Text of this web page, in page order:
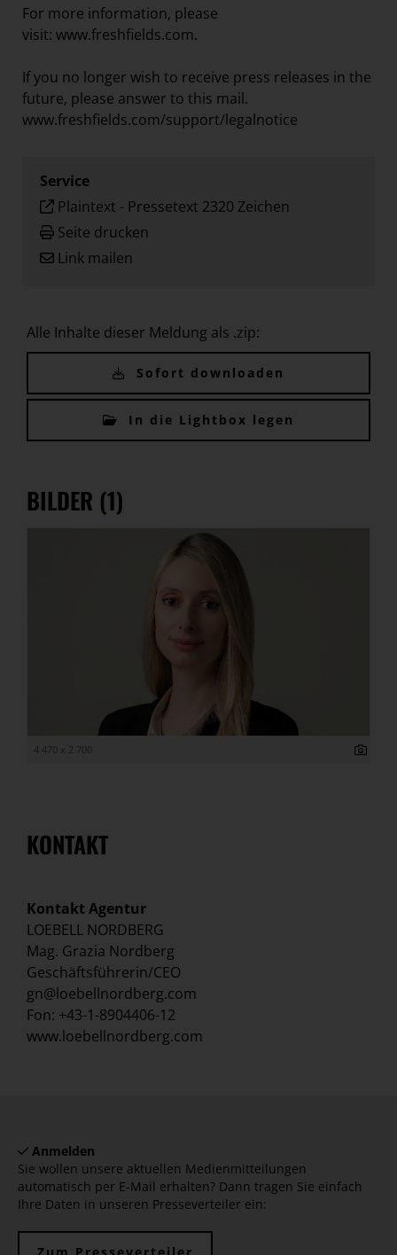
For more information, please
visit: www.freshfields.com.
If you no longer wish to receive press releases in the
future, please answer to this mail.
www.freshfields.com/support/legalnotice
Service
Plaintext - Pressetext 2320 Zeichen
Seite drucken
Link mailen
Alle Inhalte dieser Meldung als .zip:
Sofort downloaden
In die Lightbox legen
BILDER (1)
4 470 x 2 700
KONTAKT
Kontakt Agentur
LOEBELL NORDBERG
Mag. Grazia Nordberg
Geschäftsführerin/CEO
gn@loebellnordberg.com
Fon: +43-1-8904406-12
www.loebellnordberg.com
Anmelden
Sie wollen unsere aktuellen Medienmitteilungen
automatisch per E-Mail erhalten? Dann tragen Sie einfach
Ihre Daten in unseren Presseverteiler ein:
Zum Presseverteiler